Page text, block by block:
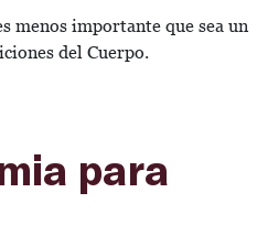
menos importante que sea un
del Cuerpo.
para